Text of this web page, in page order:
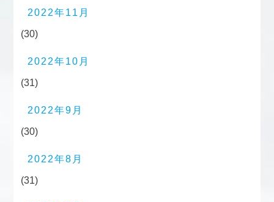
2022年11月
(30)
2022年10月
(31)
2022年9月
(30)
2022年8月
(31)